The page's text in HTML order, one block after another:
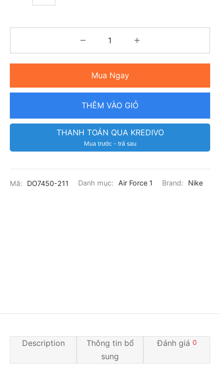
Mua Ngay
THÊM VÀO GIỎ
THANH TOÁN QUA KREDIVO
Mua trước - trả sau
Mã: DO7450-211 Danh mục: Air Force 1 Brand: Nike
Description
Thông tin bổ
sung
Đánh giá 0